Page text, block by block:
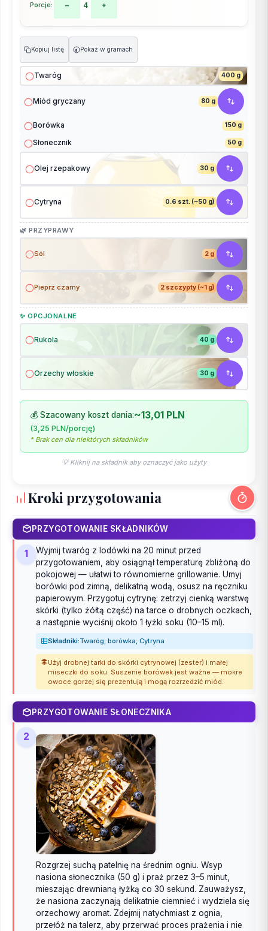
Porcje: − 4 +
Kopiuj listę g Pokaż w gramach
Twaróg 400 g
Miód gryczany 80 g
Borówka 150 g
Słonecznik 50 g
Olej rzepakowy 30 g
Cytryna 0.6 szt. (~50 g)
🌿 PRZYPRAWY
Sól 2 g
Pieprz czarny 2 szczypty (~1 g)
✨ OPCJONALNE
Rukola 40 g
Orzechy włoskie 30 g
💰 Szacowany koszt dania:~13,01 PLN
(3,25 PLN/porcję)
* Brak cen dla niektórych składników
💡 Kliknij na składnik aby oznaczyć jako użyty
Kroki przygotowania
PRZYGOTOWANIE SKŁADNIKÓW
1
Wyjmij twaróg z lodówki na 20 minut przed
przygotowaniem, aby osiągnął temperaturę zbliżoną do
pokojowej — ułatwi to równomierne grillowanie. Umyj
borówki pod zimną, delikatną wodą, osusz na ręczniku
papierowym. Przygotuj cytrynę: zetrzyj cienką warstwę
skórki (tylko żółtą część) na tarce o drobnych oczkach,
a następnie wyciśnij około 1 łyżki soku (10–15 ml).
Składniki:Twaróg, borówka, Cytryna
Użyj drobnej tarki do skórki cytrynowej (zester) i małej
miseczki do soku. Suszenie borówek jest ważne — mokre
owoce gorzej się prezentują i mogą rozrzedzić miód.
PRZYGOTOWANIE SŁONECZNIKA
2
Rozgrzej suchą patelnię na średnim ogniu. Wsyp
nasiona słonecznika (50 g) i praż przez 3–5 minut,
mieszając drewnianą łyżką co 30 sekund. Zauważysz,
że nasiona zaczynają delikatnie ciemnieć i wydziela się
orzechowy aromat. Zdejmij natychmiast z ognia,
przełóż na talerz, aby przerwać proces prażenia i nie